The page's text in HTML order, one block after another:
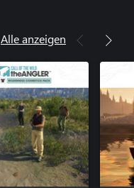
Alle anzeigen